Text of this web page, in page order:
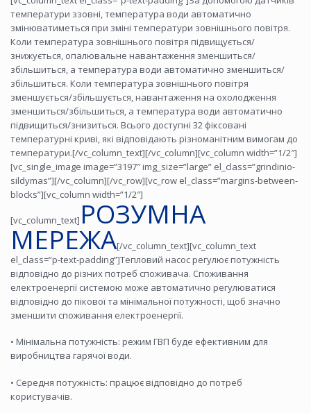
температури ззовні, температура води автоматично
змінюватиметься при зміні температури зовнішнього повітря.
Коли температура зовнішнього повітря підвищується/
знижується, опалювальне навантаження зменшиться/
збільшиться, а температура води автоматично зменшиться/
збільшиться. Коли температура зовнішнього повітря
зменшується/збільшується, навантаження на охолодження
зменшиться/збільшиться, а температура води автоматично
підвищиться/знизиться. Всього доступні 32 фіксовані
температурні криві, які відповідають різноманітним вимогам до
температури.[/vc_column_text][/vc_column][vc_column width=”1/2″]
[vc_single_image image=”3197″ img_size=”large” el_class=”grindinio-
sildymas”][/vc_column][/vc_row][vc_row el_class=”margins-between-
blocks”][vc_column width=”1/2″]
[vc_column_text] РОЗУМНА
МЕРЕЖА[/vc_column_text][vc_column_text
el_class=”p-text-padding”]Тепловий насос регулює потужність
відповідно до різних потреб споживача. Споживання
електроенергії системою може автоматично регулюватися
відповідно до пікової та мінімальної потужності, щоб значно
зменшити споживання електроенергії.
• Мінімальна потужність: режим ГВП буде ефективним для
виробництва гарячої води.
• Середня потужність: працює відповідно до потреб
користувачів.